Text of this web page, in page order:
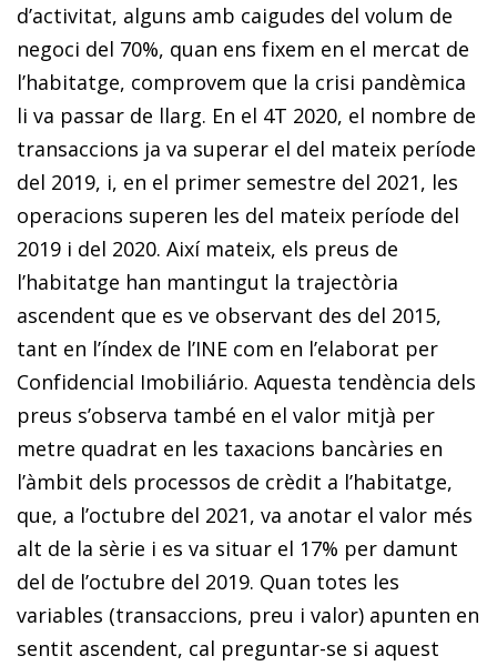
d’activitat, alguns amb caigudes del volum de
negoci del 70%, quan ens fixem en el mercat de
l’habitatge, comprovem que la crisi pandèmica
li va passar de llarg. En el 4T 2020, el nombre de
transaccions ja va superar el del mateix període
del 2019, i, en el primer semestre del 2021, les
operacions superen les del mateix període del
2019 i del 2020. Així mateix, els preus de
l’habitatge han mantingut la trajectòria
ascendent que es ve observant des del 2015,
tant en l’índex de l’INE com en l’elaborat per
Confidencial Imobiliário. Aquesta tendència dels
preus s’observa també en el valor mitjà per
metre quadrat en les taxacions bancàries en
l’àmbit dels processos de crèdit a l’habitatge,
que, a l’octubre del 2021, va anotar el valor més
alt de la sèrie i es va situar el 17% per damunt
del de l’octubre del 2019. Quan totes les
variables (transaccions, preu i valor) apunten en
sentit ascendent, cal preguntar-se si aquest